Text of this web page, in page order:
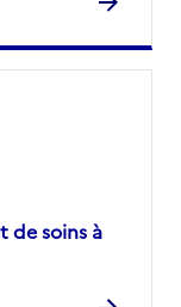
de soins à